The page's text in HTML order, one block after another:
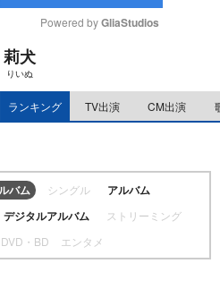
t
e
Powered by GliaStudios
莉犬
りいぬ
ランキング TV出演 CM出演
バム シングル アルバム
デジタルアルバム
ストリーミング
・BD
エンタメ